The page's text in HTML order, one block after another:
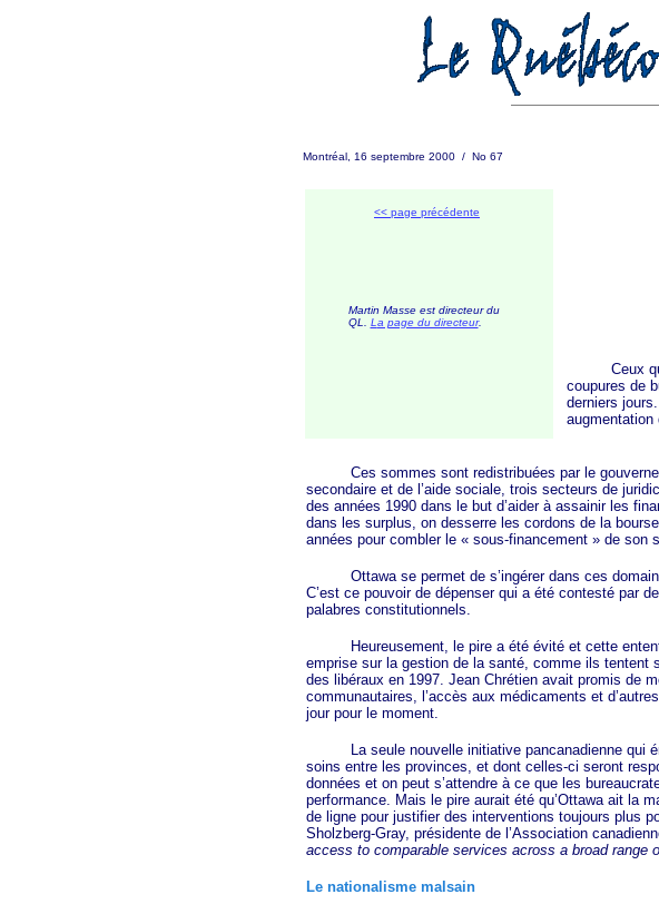
Montréal, 16 septembre 2000 / No 67
<< page précédente
Martin Masse est directeur du
QL. L a page du directeur.
Ceux qui
coupures de
derniers
augmentation
Ces sommes sont redistribuées par le
secondaire et de l’aide sociale, trois secteurs de
des années 1990 dans le but d’aider à assainir les
dans les surplus, on desserre les cordons de la
années pour combler le « sous-financement » de son
Ottawa se permet de s’ingérer dans ces
C’est ce pouvoir de dépenser qui a été contesté par
palabres constitutionnels.
Heureusement, le pire a été évité et cette entente
emprise sur la gestion de la santé, comme ils tentent
des libéraux en 1997. Jean Chrétien avait promis de
communautaires, l’accès aux médicaments et
jour pour le moment.
La seule nouvelle initiative pancanadienne qui
soins entre les provinces, et dont celles-ci seront
données et on peut s’attendre à ce que les
performance. Mais le pire aurait été qu’Ottawa ait la
de ligne pour justifier des interventions toujours plus
Sholzberg-Gray, présidente de l’Association
access to comparable services across a broad range
Le nationalisme malsain